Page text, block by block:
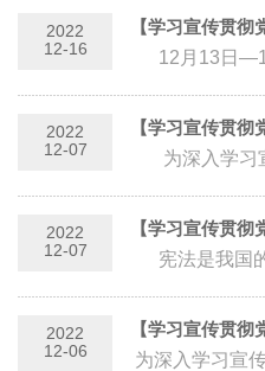
2022
12-16
12月13日
场知识竞答活
2022
12-07
为深入学习宣
二十大精...
2022
12-07
宪法是我国的
展、社会进步
2022
12-06
为深入学习宣